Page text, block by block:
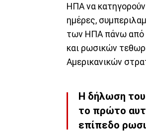
ΗΠΑ να
ημέρες,
των ΗΠΑ πάνω από
και ρωσικών
Αμερικανικών
Η δήλωση
το πρώτο
επίπεδο